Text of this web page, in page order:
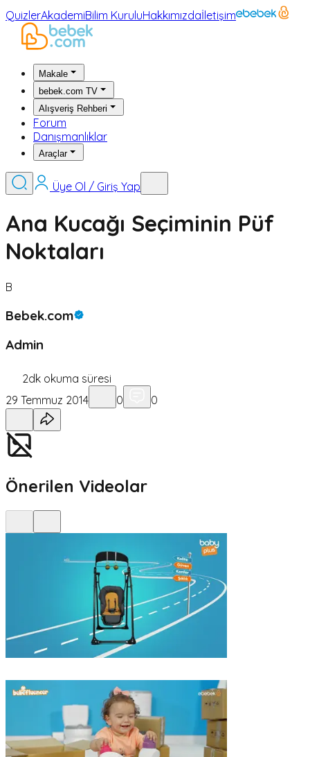
QuizlerAkademiBilim KuruluHakkımızdaİletişim
Makale
bebek.com TV
Alışveriş Rehberi
Forum
Danışmanlıklar
Araçlar
Üye Ol / Giriş Yap
Ana Kucağı Seçiminin Püf
Noktaları
B
Bebek.com
Admin
2dk okuma süresi
29 Temmuz 2014
0 0
Önerilen Videolar